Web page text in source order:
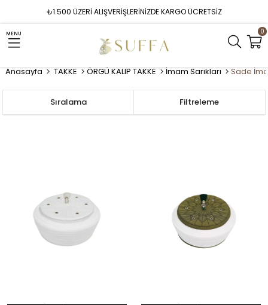
₺1.500 ÜZERİ ALIŞVERİŞLERİNİZDE KARGO ÜCRETSİZ
MENU 0
Anasayfa TAKKE ÖRGÜ KALIP TAKKE İmam Sarıkları Sade
Filtreleme
Sıralama